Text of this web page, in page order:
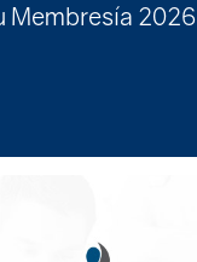
Membresía 2026